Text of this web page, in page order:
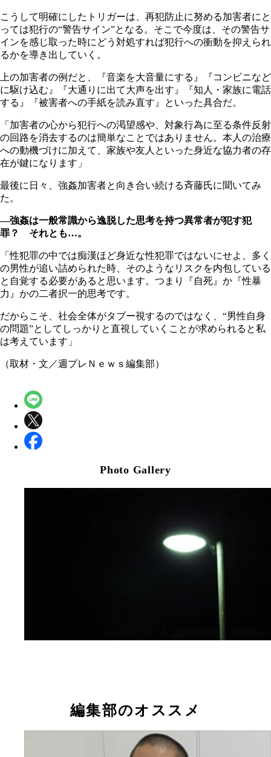
こうして明確にしたトリガーは、再犯防止に努める加害者にと
っては犯行の“警告サイン”となる。そこで今度は、その警告サ
インを感じ取った時にどう対処すれば犯行への衝動を抑えられ
るかを導き出していく。
上の加害者の例だと、『音楽を大音量にする』『コンビニなど
に駆け込む』『大通りに出て大声を出す』『知人・家族に電話
する』『被害者への手紙を読み直す』といった具合だ。
「加害者の心から犯行への渇望感や、対象行為に至る条件反射
の回路を消去するのは簡単なことではありません。本人の治療
への動機づけに加えて、家族や友人といった身近な協力者の存
在が鍵になります」
最後に日々、強姦加害者と向き合い続ける斉藤氏に聞いてみ
た。
―強姦は一般常識から逸脱した思考を持つ異常者が犯す犯
罪？ それとも…。
「性犯罪の中では痴漢ほど身近な性犯罪ではないにせよ、多く
の男性が追い詰められた時、そのようなリスクを内包している
と自覚する必要があると思います。つまり『自死』か『性暴
力』かの二者択一的思考です。
だからこそ、社会全体がタブー視するのではなく、“男性自身
の問題”としてしっかりと直視していくことが求められると私
は考えています」
（取材・文／週プレＮｅｗｓ編集部）
Photo Gallery
編集部のオススメ